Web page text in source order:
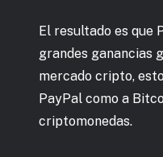
El resultado es que
grandes ganancias
mercado cripto,
PayPal como a
criptomonedas.